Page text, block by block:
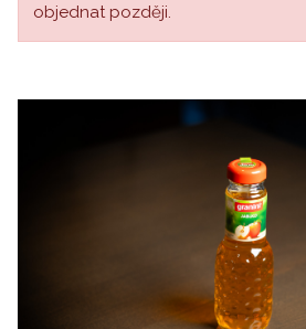
objednat později.